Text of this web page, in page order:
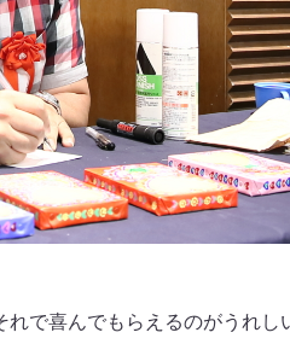
で喜んでもらえるのがうれ